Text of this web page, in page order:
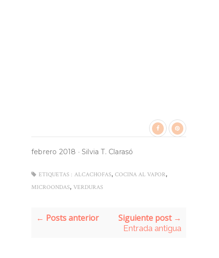
febrero 2018 · Silvia T. Clarasó
ETIQUETAS : ALCACHOFAS, COCINA AL VAPOR,
MICROONDAS, VERDURAS
← Posts anterior Siguiente post →
Entrada antigua